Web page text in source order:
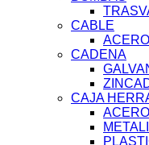
CABLE
ACERO
CADENA
CAJA